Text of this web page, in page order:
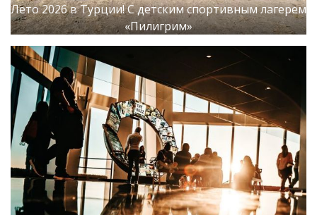
Лето 2026 в Турции! С детским спортивным лагерем
«Пилигрим»